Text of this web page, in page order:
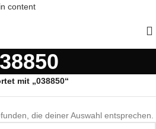
content
mit „038850“
die deiner Auswahl entsprechen.